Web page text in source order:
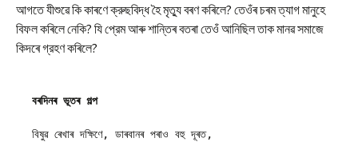
আগতে যীশুৱে কি কাৰণে ক্রুছবিদ্ধ হৈ মৃত্যু বৰণ কৰিলে? তেওঁৰ চৰম ত্যাগ মানুহে
বিফল কৰিলে নেকি? যি প্রেম আৰু শান্তিৰ বতৰা তেওঁ আনিছিল তাক মানৱ সমাজে
কিদৰে গ্রহণ কৰিলে?
বৰদিনৰ ভূতৰ গল্প
বিষুৱ ৰেখাৰ দক্ষিণে, ডাৰবানৰ পৰাও বহু দূৰত,